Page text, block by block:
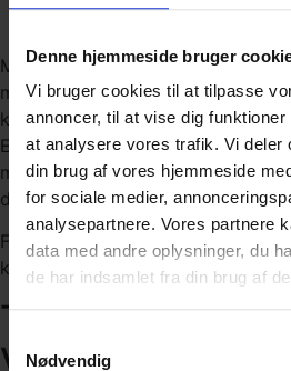
Denne hjemmeside bruger
Vi bruger cookies til at tilpasse
annoncer, til at vise dig
at analysere vores trafik. Vi deler
din brug af vores hjemmeside
for sociale medier,
analysepartnere. Vores partnere
data med andre oplysninger, du
de har indsamlet fra din brug af
Nødvendig
Triumph 900 GT Pro
Motorcykel udlejerne har
maj så for at jeg kan garantere
køre på, skal den bestilles min. 90
Efter de 90 dage er der
motorcykler at vælge mellem,
du må køre på dit ønske nr. 2 i dit
Finder du ikke den MC du ønsker
kontakt mig, så hjælper jeg med
TILKØB -
VALGFRI